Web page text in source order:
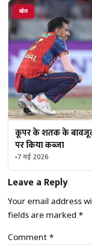
खेल
कूपर के शतक के बावजूद
पर किया कब्जा
7 मई 2026
Leave a Reply
Your email address
fields are marked *
Comment *